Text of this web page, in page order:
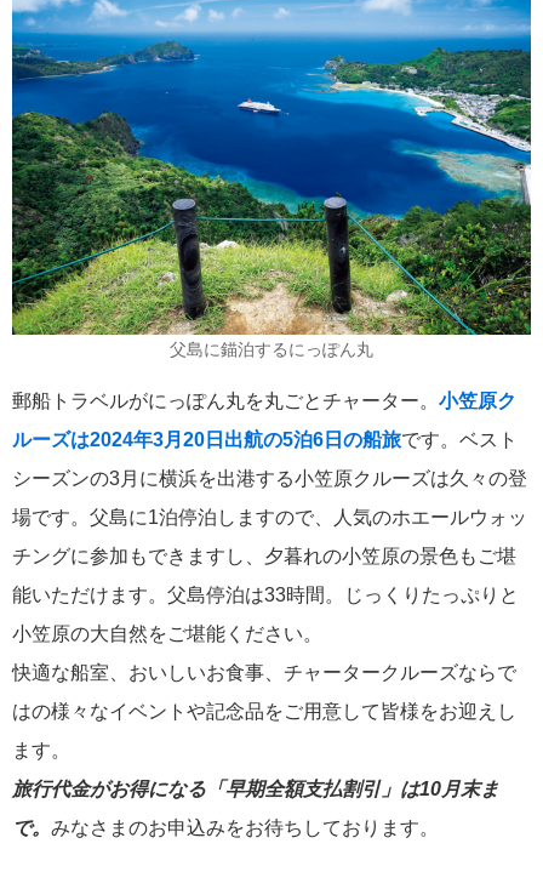
父島に錨泊するにっぽん丸
郵船トラベルがにっぽん丸を丸ごとチャーター。 小笠原ク
ルーズは2024年3月20日出航の5泊6日の船旅です。ベスト
シーズンの3月に横浜を出港する小笠原クルーズは久々の登
場です。父島に1泊停泊しますので、人気のホエールウォッ
チングに参加もできますし、夕暮れの小笠原の景色もご堪
能いただけます。父島停泊は33時間。じっくりたっぷりと
小笠原の大自然をご堪能ください。
快適な船室、おいしいお食事、チャータークルーズならで
はの様々なイベントや記念品をご用意して皆様をお迎えし
ます。
旅行代金がお得になる「早期全額支払割引」は10月末ま
で。 みなさまのお申込みをお待ちしております。
添乗レポート 40
日本のいいとこ 33
ロイヤル・カリビアン・クルーズ 30
海外クルーズプランナーのつぶやき 25
横浜通信 23
MITSUI OCEAN FUJI
クルーズ関連番組 13
神戸通信
ニュースリリース
ふじ丸
ディズニークルーズ